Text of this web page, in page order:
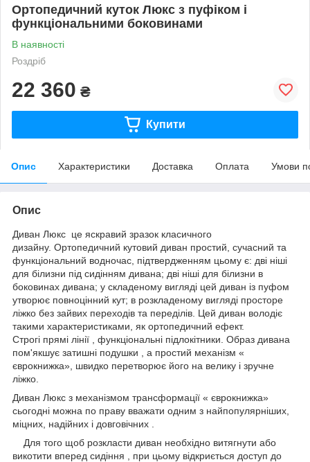
Ортопедичний куток Люкс з пуфіком і
функціональними боковинами
В наявності
Роздріб
22 360 ₴
Купити
Опис Характеристики Доставка Оплата Умови
Опис
Диван Люкс це яскравий зразок класичного
дизайну. Ортопедичний кутовий диван простий, сучасний та
функціональний водночас, підтвердженням цьому є: дві ніші
для білизни під сидінням дивана; дві ніші для білизни в
боковинах дивана; у складеному вигляді цей диван із пуфом
утворює повноцінний кут; в розкладеному вигляді просторе
ліжко без зайвих переходів та переділів. Цей диван володіє
такими характеристиками, як ортопедичний ефект.
Строгі прямі лінії , функціональні підлокітники. Образ дивана
пом'якшує затишні подушки , а простий механізм «
єврокнижка», швидко перетворює його на велику і зручне
ліжко.
Диван Люкс з механізмом трансформації « єврокнижка»
сьогодні можна по праву вважати одним з найпопулярніших,
міцних, надійних і довговічних .
Для того щоб розкласти диван необхідно витягнути або
викотити вперед сидіння , при цьому відкриється доступ до